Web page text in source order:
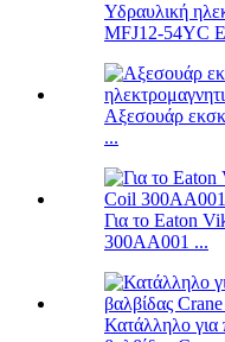
Υδραυλική
MFJ12-54YC
Αξεσουάρ
...
Για το Eaton
300AA001 ...
Κατάλληλο για